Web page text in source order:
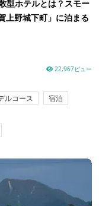
型ホテルとは？スモー
上野城下町」に泊まる
22,967ビュー
ルコース
宿泊